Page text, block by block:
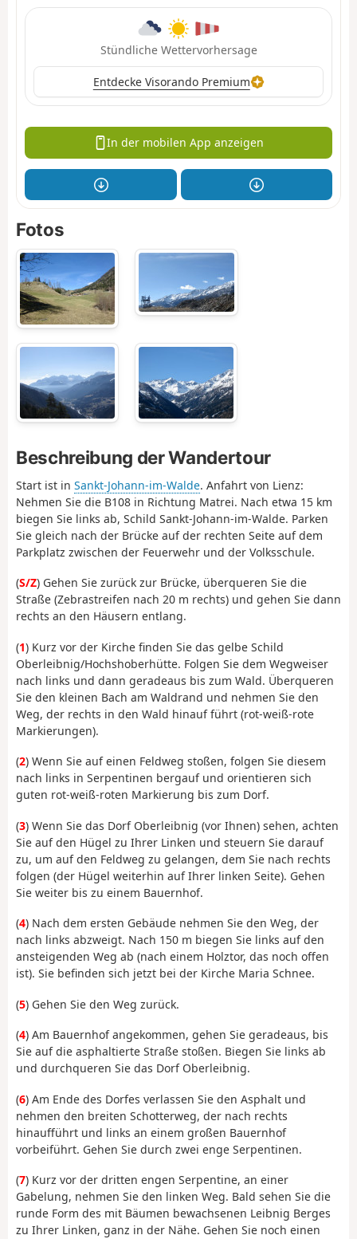
Stündliche Wettervorhersage
Entdecke Visorando Premium
In der mobilen App anzeigen
Fotos
Beschreibung der Wandertour
Start ist in Sankt-Johann-im-Walde. Anfahrt von Lienz:
Nehmen Sie die B108 in Richtung Matrei. Nach etwa 15 km
biegen Sie links ab, Schild Sankt-Johann-im-Walde. Parken
Sie gleich nach der Brücke auf der rechten Seite auf dem
Parkplatz zwischen der Feuerwehr und der Volksschule.
(S/Z) Gehen Sie zurück zur Brücke, überqueren Sie die
Straße (Zebrastreifen nach 20 m rechts) und gehen Sie dann
rechts an den Häusern entlang.
(1) Kurz vor der Kirche finden Sie das gelbe Schild
Oberleibnig/Hochshoberhütte. Folgen Sie dem Wegweiser
nach links und dann geradeaus bis zum Wald. Überqueren
Sie den kleinen Bach am Waldrand und nehmen Sie den
Weg, der rechts in den Wald hinauf führt (rot-weiß-rote
Markierungen).
(2) Wenn Sie auf einen Feldweg stoßen, folgen Sie diesem
nach links in Serpentinen bergauf und orientieren sich
guten rot-weiß-roten Markierung bis zum Dorf.
(3) Wenn Sie das Dorf Oberleibnig (vor Ihnen) sehen, achten
Sie auf den Hügel zu Ihrer Linken und steuern Sie darauf
zu, um auf den Feldweg zu gelangen, dem Sie nach rechts
folgen (der Hügel weiterhin auf Ihrer linken Seite). Gehen
Sie weiter bis zu einem Bauernhof.
(4) Nach dem ersten Gebäude nehmen Sie den Weg, der
nach links abzweigt. Nach 150 m biegen Sie links auf den
ansteigenden Weg ab (nach einem Holztor, das noch offen
ist). Sie befinden sich jetzt bei der Kirche Maria Schnee.
(5) Gehen Sie den Weg zurück.
(4) Am Bauernhof angekommen, gehen Sie geradeaus, bis
Sie auf die asphaltierte Straße stoßen. Biegen Sie links ab
und durchqueren Sie das Dorf Oberleibnig.
(6) Am Ende des Dorfes verlassen Sie den Asphalt und
nehmen den breiten Schotterweg, der nach rechts
hinaufführt und links an einem großen Bauernhof
vorbeiführt. Gehen Sie durch zwei enge Serpentinen.
(7) Kurz vor der dritten engen Serpentine, an einer
Gabelung, nehmen Sie den linken Weg. Bald sehen Sie die
runde Form des mit Bäumen bewachsenen Leibnig Berges
zu Ihrer Linken, ganz in der Nähe. Gehen Sie noch einen